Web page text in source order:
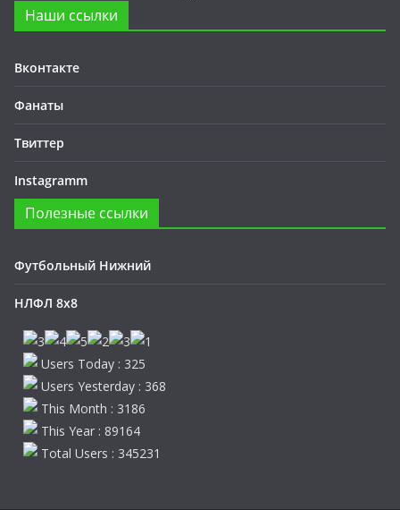
Наши ссылки
Вконтакте
Фанаты
Твиттер
Instagramm
Полезные ссылки
Футбольный Нижний
НЛФЛ 8х8
Users Today : 325
Users Yesterday : 368
This Month : 3186
This Year : 89164
Total Users : 345231